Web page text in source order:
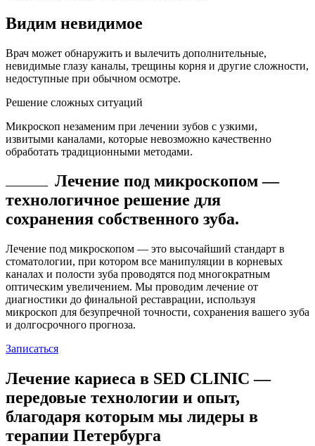
Видим невидимое
Врач может обнаружить и вылечить дополнительные,
невидимые глазу каналы, трещины корня и другие сложности,
недоступные при обычном осмотре.
Решение сложных ситуаций
Микроскоп незаменим при лечении зубов с узкими,
извитыми каналами, которые невозможно качественно
обработать традиционными методами.
Лечение под микроскопом —
технологичное решение для
сохранения собственного зуба.
Лечение под микроскопом — это высочайший стандарт в
стоматологии, при котором все манипуляции в корневых
каналах и полости зуба проводятся под многократным
оптическим увеличением. Мы проводим лечение от
диагностики до финальной реставрации, используя
микроскоп для безупречной точности, сохранения вашего зуба
и долгосрочного прогноза.
Записаться
Лечение кариеса в SED CLINIC —
передовые технологии и опыт,
благодаря которым мы лидеры в
терапии Петербурга